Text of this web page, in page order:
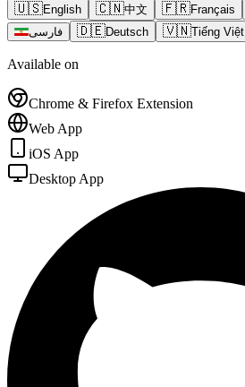
🇺🇸English 🇨🇳中文 🇫🇷Français
فارسی
🇩🇪Deutsch 🇻🇳Tiếng Việt
Available on
Chrome & Firefox Extension
Web App
iOS App
Desktop App